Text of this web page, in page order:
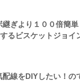
継ぎより１００倍簡
るビスケットジョイ
配線をDIYしたい！の